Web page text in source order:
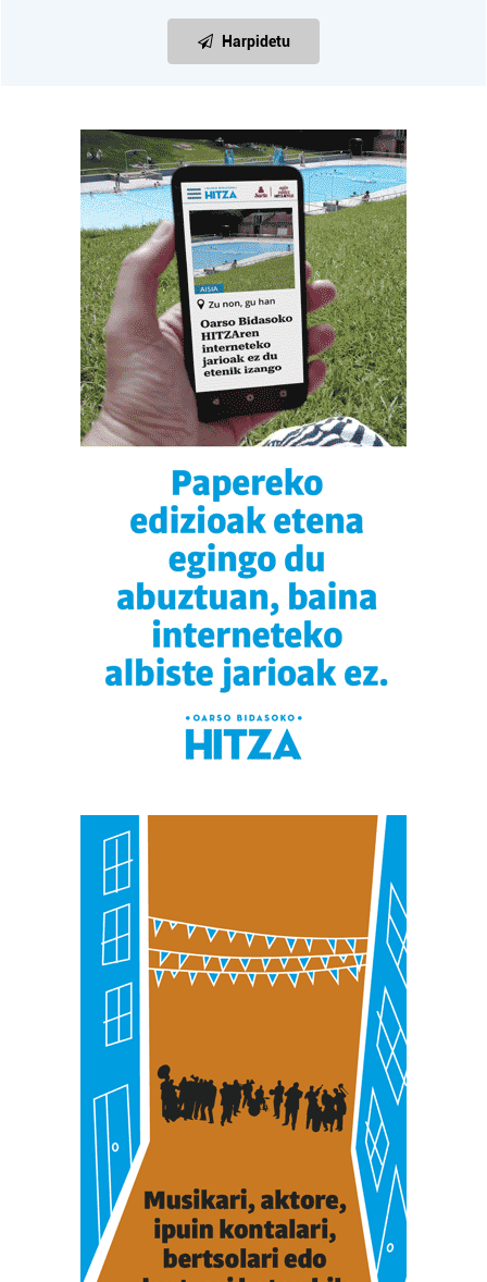
Harpidetu